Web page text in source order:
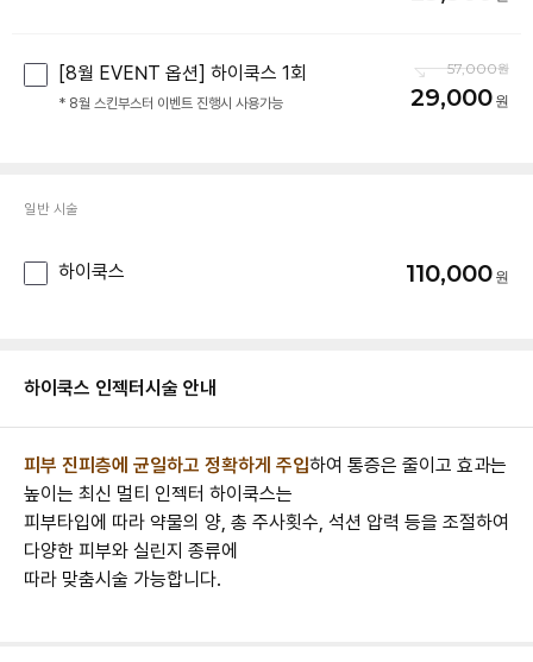
하이쿡스 인젝터시술 안내
피부 진피층에 균일하고 정확하게 주입하여 통증은 줄이고 효과는
높이는 최신 멀티 인젝터 하이쿡스는
피부타입에 따라 약물의 양, 총 주사횟수, 석션 압력 등을 조절하여
다양한 피부와 실린지 종류에
따라 맞춤시술 가능합니다.
[8월 EVENT 옵션] 하이쿡스 1회
* 8월 스킨부스터 이벤트 진행시 사용가능
57,000
29,000
일반 시술
하이쿡스 110,000